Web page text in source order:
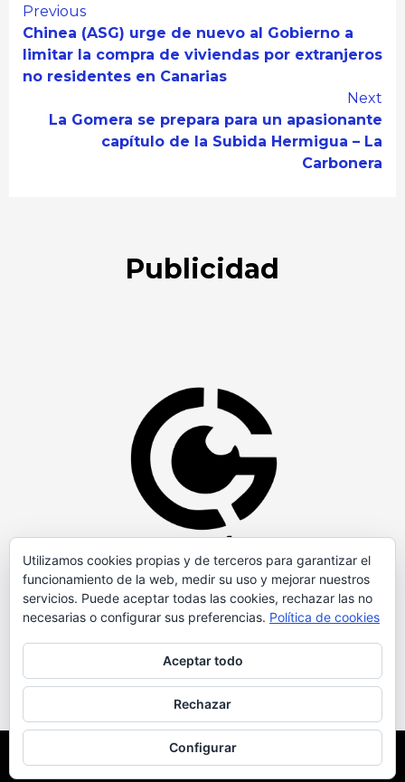
Continue
Reading
Previous
Chinea (ASG) urge de nuevo al Gobierno a
limitar la compra de viviendas por extranjeros
no residentes en Canarias
Next
La Gomera se prepara para un apasionante
capítulo de la Subida Hermigua – La
Carbonera
Publicidad
Copyright © Todos los derechos reservados.
Utilizamos cookies propias y de terceros para garantizar el
funcionamiento de la web, medir su uso y mejorar nuestros
servicios. Puede aceptar todas las cookies, rechazar las no
necesarias o configurar sus preferencias. Política de cookies
Aceptar todo
Rechazar
Configurar